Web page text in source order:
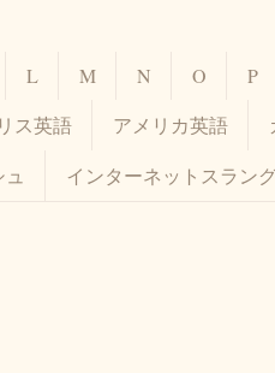
L M N O
P
ス英語 アメリカ英語
インターネットスラン